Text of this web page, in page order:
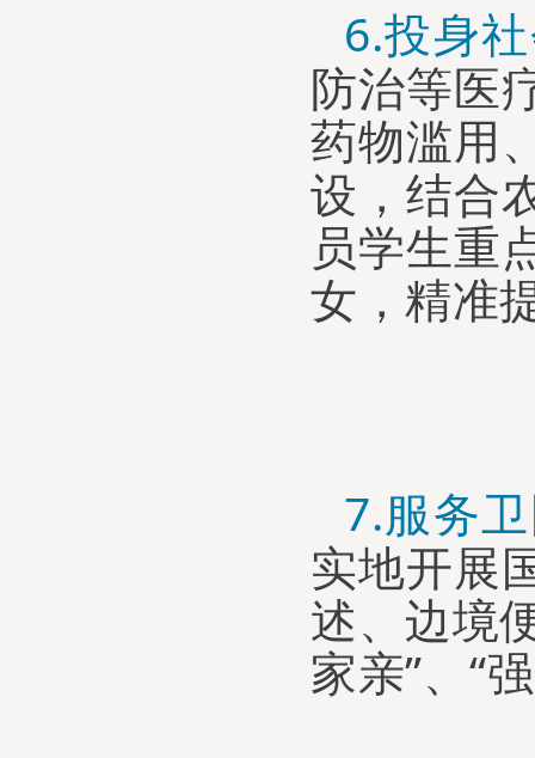
6.投身
防治等医
药物滥用
设，结合
员学生重
女，精准
7.服务
实地开展
述、边境
家亲”、 “